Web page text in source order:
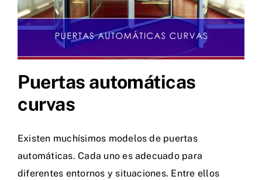
Puertas automáticas
curvas
Existen muchísimos modelos de puertas
automáticas. Cada uno es adecuado para
diferentes entornos y situaciones. Entre ellos